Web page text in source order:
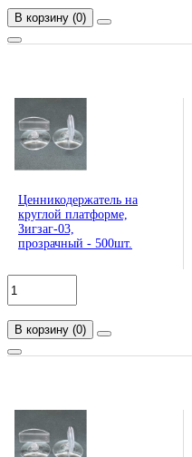
В корзину (0)
Ценникодержатель на
круглой платформе,
Зигзаг-03,
прозрачный - 500шт.
В корзину (0)